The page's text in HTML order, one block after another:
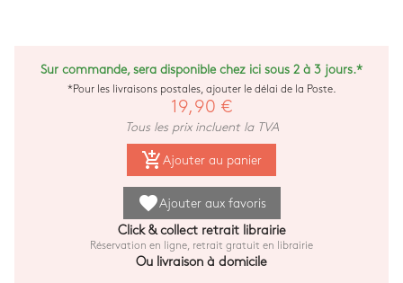
Sur commande, sera disponible chez ici sous 2 à 3 jours.*
*Pour les livraisons postales, ajouter le délai de la Poste.
19,90 €
Tous les prix incluent la TVA
add_shopping_cart Ajouter au panier
favoriteAjouter aux favoris
Click & collect retrait librairie
Réservation en ligne, retrait gratuit en librairie
Ou livraison à domicile